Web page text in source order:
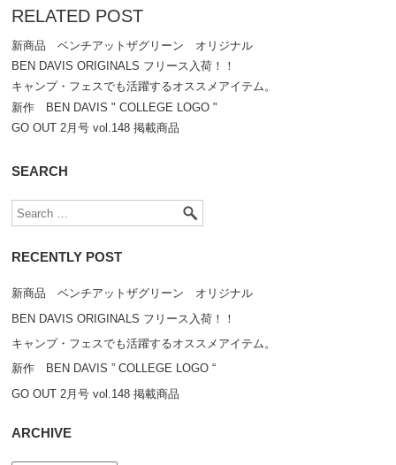
RELATED POST
新商品 ベンチアットザグリーン オリジナル
BEN DAVIS ORIGINALS フリース入荷！！
キャンプ・フェスでも活躍するオススメアイテム。
新作 BEN DAVIS " COLLEGE LOGO "
GO OUT 2月号 vol.148 掲載商品
SEARCH
RECENTLY POST
新商品 ベンチアットザグリーン オリジナル
BEN DAVIS ORIGINALS フリース入荷！！
キャンプ・フェスでも活躍するオススメアイテム。
新作 BEN DAVIS ” COLLEGE LOGO “
GO OUT 2月号 vol.148 掲載商品
ARCHIVE